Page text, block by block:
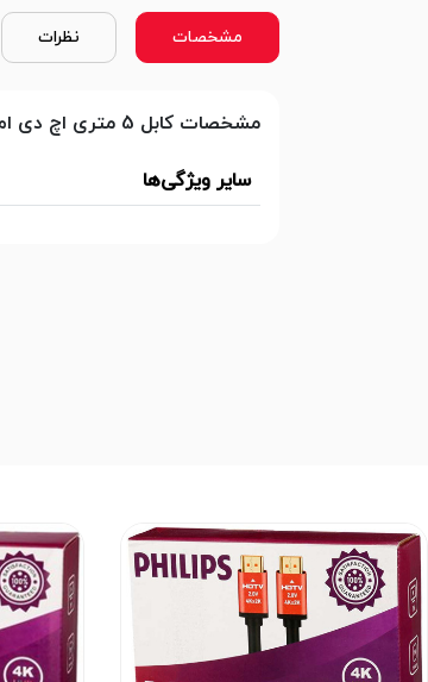
مشخصات نظرات
مشخصات کابل 5 متری اچ دی ام آی مدل 4k گلد استار طلایی GoldStar
سایر ویژگی‌ها